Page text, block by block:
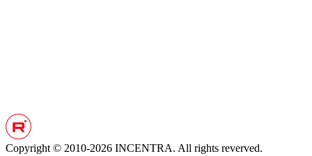
Copyright © 2010-2026 INCENTRA. All rights reverved.